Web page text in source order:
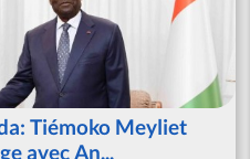
Tiémoko Meyliet
avec An...